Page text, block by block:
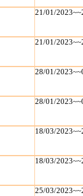
21/01/
21/01/
28/01/
28/01/
18/03/
18/03/
25/03/